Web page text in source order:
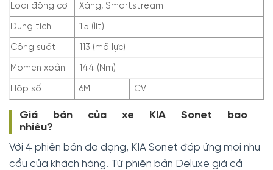
Loại động cơ Xăng, Smartstream
Dung tích 1.5 (lít)
Công suất 113 (mã lực)
Momen xoắn 144 (Nm)
Hộp số 6MT CVT
Giá bán của xe KIA Sonet bao
nhiêu?
Với 4 phiên bản đa dạng, KIA Sonet đáp ứng mọi nhu
cầu của khách hàng. Từ phiên bản Deluxe giá cả